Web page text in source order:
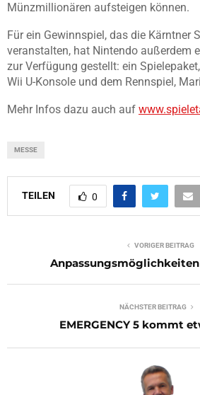
Münzmillionären aufsteigen können.
Für ein Gewinnspiel, das die Kärntner
veranstalten, hat Nintendo außerdem
zur Verfügung gestellt: ein
Wii U-Konsole und dem Rennspiel,
Mehr Infos dazu auch auf
MESSE
TEILEN 0
VORIGER BEITRAG
Anpassungsmöglichkeiten
NÄCHSTER BEITRAG
EMERGENCY 5 kommt